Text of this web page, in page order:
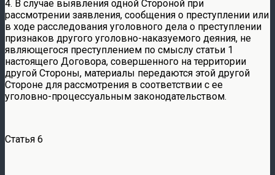
4. В случае выявления одной Стороной при
рассмотрении заявления, сообщения о преступлении или
в ходе расследования уголовного дела о преступлении
признаков другого уголовно-наказуемого деяния, не
являющегося преступлением по смыслу статьи 1
настоящего Договора, совершенного на территории
другой Стороны, материалы передаются этой другой
Стороне для рассмотрения в соответствии с ее
уголовно-процессуальным законодательством.
Статья 6